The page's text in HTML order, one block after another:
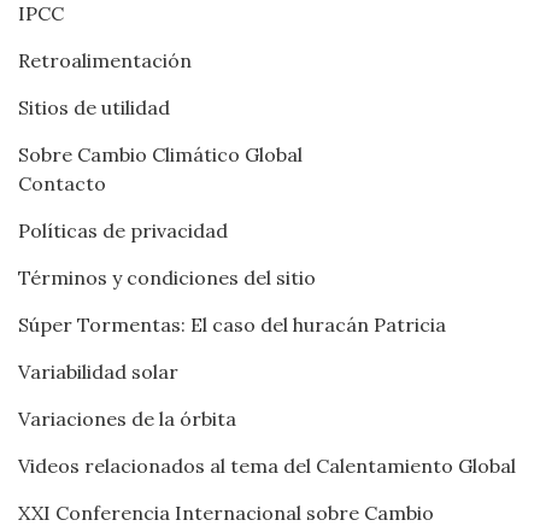
IPCC
Retroalimentación
Sitios de utilidad
Sobre Cambio Climático Global
Contacto
Políticas de privacidad
Términos y condiciones del sitio
Súper Tormentas: El caso del huracán Patricia
Variabilidad solar
Variaciones de la órbita
Videos relacionados al tema del Calentamiento Global
XXI Conferencia Internacional sobre Cambio